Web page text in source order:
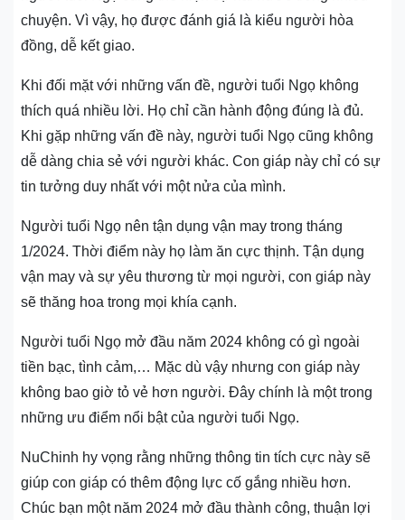
chuyện. Vì vậy, họ được đánh giá là kiểu người hòa
đồng, dễ kết giao.
Khi đối mặt với những vấn đề, người tuổi Ngọ không
thích quá nhiều lời. Họ chỉ cần hành động đúng là đủ.
Khi gặp những vấn đề này, người tuổi Ngọ cũng không
dễ dàng chia sẻ với người khác. Con giáp này chỉ có sự
tin tưởng duy nhất với một nửa của mình.
Người tuổi Ngọ nên tận dụng vận may trong tháng
1/2024. Thời điểm này họ làm ăn cực thịnh. Tận dụng
vận may và sự yêu thương từ mọi người, con giáp này
sẽ thăng hoa trong mọi khía cạnh.
Người tuổi Ngọ mở đầu năm 2024 không có gì ngoài
tiền bạc, tình cảm,… Mặc dù vậy nhưng con giáp này
không bao giờ tỏ vẻ hơn người. Đây chính là một trong
những ưu điểm nổi bật của người tuổi Ngọ.
NuChinh hy vọng rằng những thông tin tích cực này sẽ
giúp con giáp có thêm động lực cố gắng nhiều hơn.
Chúc bạn một năm 2024 mở đầu thành công, thuận lợi